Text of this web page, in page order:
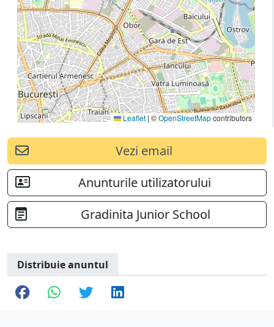
Leaflet| ©OpenStreetMapcontributors
Vezi email
Anunturile utilizatorului
Gradinita Junior School
Distribuie anuntul